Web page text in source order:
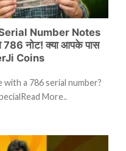
Number Notes
नोट! क्या आपके पास
Coins
a 786 serial number?
More..